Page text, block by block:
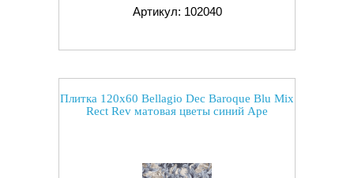
Артикул: 102040
Плитка 120x60 Bellagio Dec Baroque Blu Mix
Rect Rev матовая цветы синий Ape